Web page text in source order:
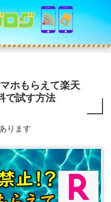
ホもらえて楽天
で試す方法
ります